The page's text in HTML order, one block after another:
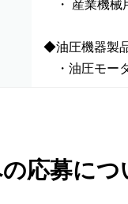
・ 産業機械
◆油圧機器製
・油圧モー
応募につ